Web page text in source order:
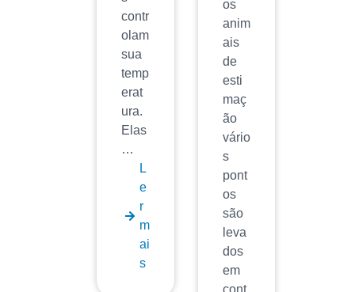
contr
olam
sua
temp
erat
ura.
Elas
…
L
e
r
m
ai
s
os
anim
ais
de
esti
maç
ão
vário
s
pont
os
são
leva
dos
em